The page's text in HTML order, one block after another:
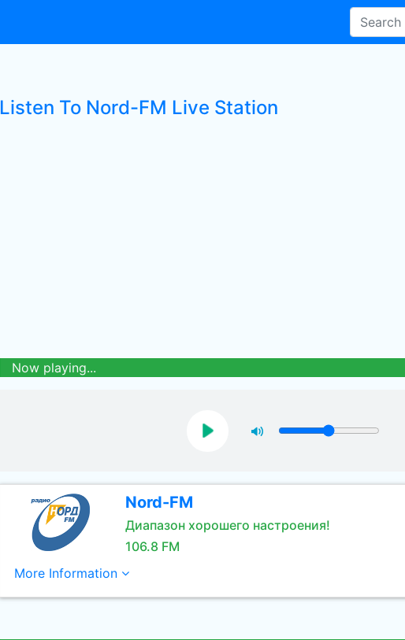
Listen To Nord-FM Live Station
Now playing...
Nord-FM
Диапазон хорошего настроения!
106.8 FM
More Information